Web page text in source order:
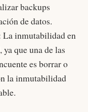
backups
de datos.
inmutabilidad en
que una de las
es borrar o
la inmutabilidad